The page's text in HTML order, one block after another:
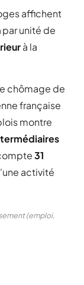
affichent
par unité de
à la
chômage de
française
montre
31
activité
(emploi,